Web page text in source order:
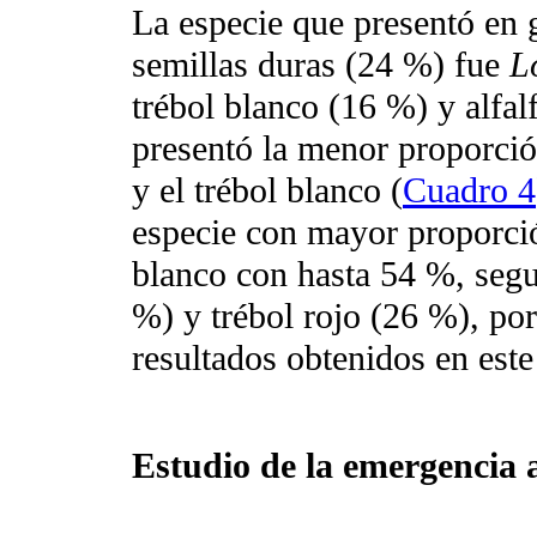
La especie que presentó
semillas duras (24 %) fue
trébol blanco (16 %) y
presentó la menor
y el trébol blanco (Cuadro 4
especie con mayor
blanco con hasta 54 %,
%) y trébol rojo (26 %),
resultados obtenidos en
Estudio de la emergencia